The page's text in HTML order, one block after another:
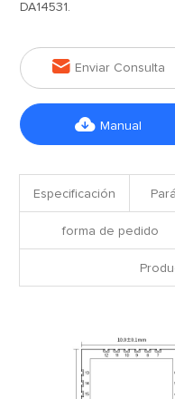
DA14531.
 Enviar Consulta
 Manual
Especificación
forma de pedido